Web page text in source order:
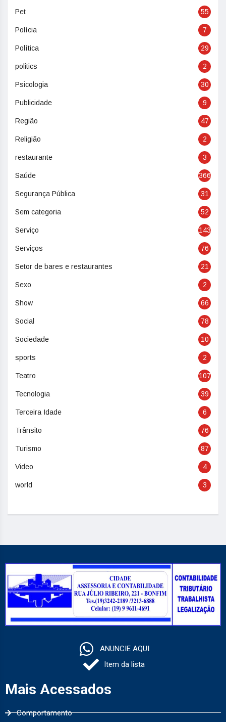
Pet 55
Polícia 7
Política 29
politics 2
Psicologia 30
Publicidade 9
Região 47
Religião 2
restaurante 3
Saúde 366
Segurança Pública 31
Sem categoria 52
Serviço 143
Serviços 76
Setor de bares e restaurantes 21
Sexo 2
Show 66
Social 78
Sociedade 10
sports 2
Teatro 107
Tecnologia 39
Terceira Idade 6
Trânsito 76
Turismo 87
Video 4
world 3
ANUNCIE AQUI
Item da lista
Mais Acessados
Comportamento